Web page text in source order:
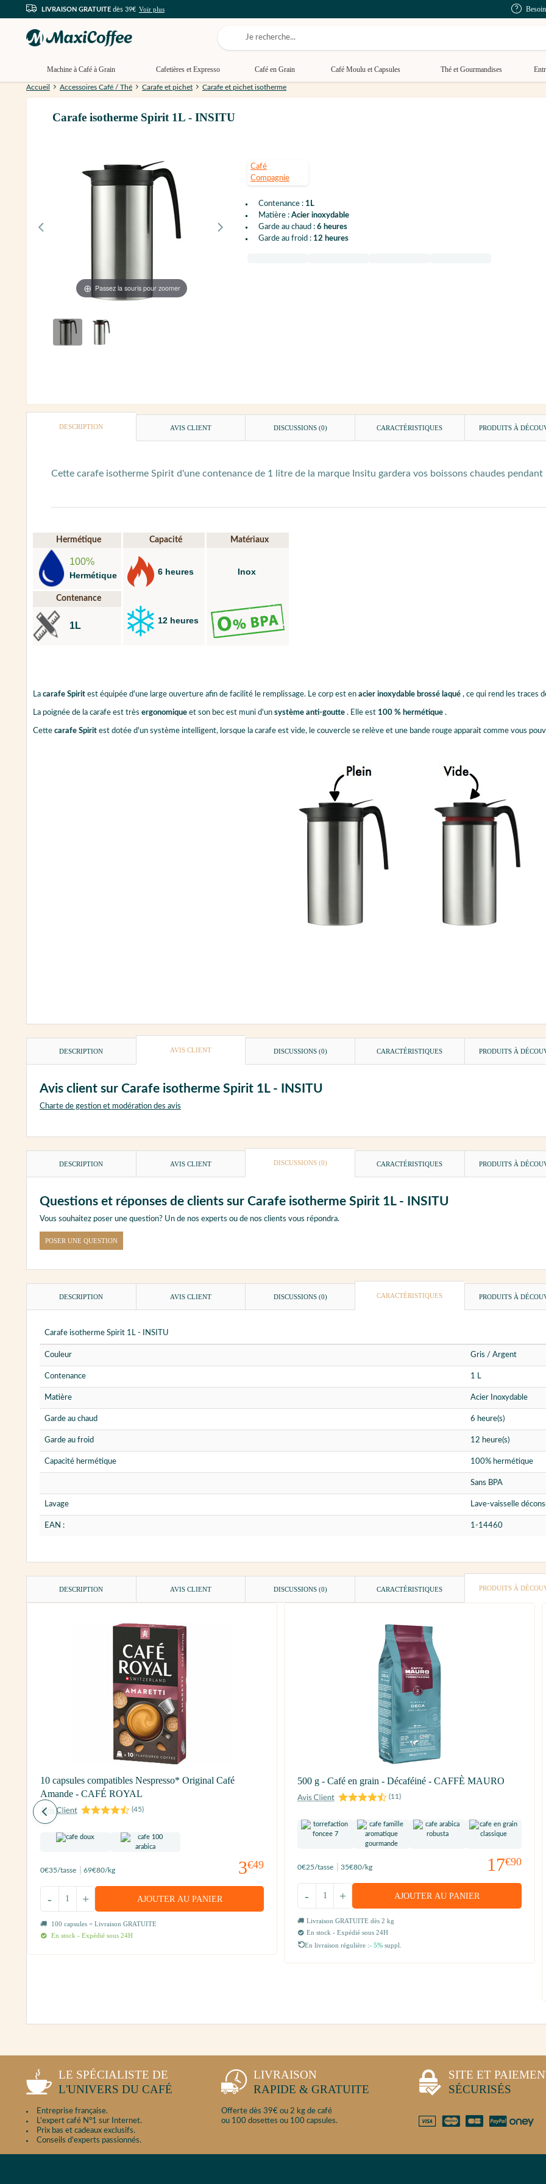
LIVRAISON GRATUITE dès 39€ Voir plus
Machine à Café à Grain Cafetières et Expresso Café en Grain Café Moulu et Capsules Thé et Gourmandises
Accueil Accessoires Café / Thé Carafe et pichet Carafe et pichet isotherme
Carafe isotherme Spirit 1L - INSITU
Passez la souris pour zoomer
Café
Compagnie
Contenance : 1L
Matière : Acier inoxydable
Garde au chaud : 6 heures
Garde au froid : 12 heures
DESCRIPTION AVIS CLIENT DISCUSSIONS (0) CARACTÉRISTIQUES PRODUITS À
Cette carafe isotherme Spirit d'une contenance de 1 litre de la marque Insitu gardera vos boissons chaudes
Hermétique Capacité Matériaux
100%
Hermétique 6 heures
12 heures
Inox
Contenance
1L
La carafe Spirit est équipée d'une large ouverture afin de facilité le remplissage. Le corp est en acier inoxydable brossé laqué , ce qui rend les traces
La poignée de la carafe est très ergonomique et son bec est muni d'un système anti-goutte . Elle est 100 % hermétique .
Cette carafe Spirit est dotée d'un système intelligent, lorsque la carafe est vide, le couvercle se relève et une bande rouge apparait comme vous
DESCRIPTION AVIS CLIENT DISCUSSIONS (0) CARACTÉRISTIQUES PRODUITS À
Avis client sur Carafe isotherme Spirit 1L - INSITU
Charte de gestion et modération des avis
DESCRIPTION AVIS CLIENT DISCUSSIONS (0) CARACTÉRISTIQUES PRODUITS À
Questions et réponses de clients sur Carafe isotherme Spirit 1L - INSITU
Vous souhaitez poser une question? Un de nos experts ou de nos clients vous répondra.
POSER UNE QUESTION
DESCRIPTION AVIS CLIENT DISCUSSIONS (0) CARACTÉRISTIQUES PRODUITS À
Carafe isotherme Spirit 1L - INSITU
Couleur Gris / Argent
Contenance 1 L
Matière Acier Inoxydable
Garde au chaud 6 heure(s)
Garde au froid 12 heure(s)
Capacité hermétique 100% hermétique
Sans BPA
Lavage Lave-vaisselle
EAN : 1-14460
DESCRIPTION AVIS CLIENT DISCUSSIONS (0) CARACTÉRISTIQUES PRODUITS À
10 capsules compatibles Nespresso* Original Café
Amande - CAFÉ ROYAL
(45)
3€49
0€35/tasse 69€80/kg
+
- AJOUTER AU PANIER
100 capsules = Livraison GRATUITE
En stock - Expédié sous 24H
500 g - Café en grain - Décaféiné - CAFFÈ MAURO
(11)
17€90
0€25/tasse 35€80/kg
+
- AJOUTER AU PANIER
Livraison GRATUITE dès 2 kg
En stock - Expédié sous 24H
En livraison régulière :- 5% suppl.
LE SPÉCIALISTE DE
L'UNIVERS DU CAFÉ
Entreprise française.
L'expert café N°1 sur Internet.
Prix bas et cadeaux exclusifs.
Conseils d'experts passionnés.
LIVRAISON
RAPIDE & GRATUITE
Offerte dès 39€ ou 2 kg de café
ou 100 dosettes ou 100 capsules.
SITE ET
SÉCURISÉS